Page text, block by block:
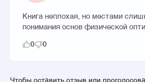
Книга неплохая, но местами
понимания основ физической
0 0
Чтобы оставить отзыв или